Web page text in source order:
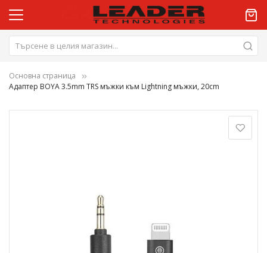
Основна страница
Адаптер BOYA 3.5mm TRS мъжки към Lightning мъжки, 20cm